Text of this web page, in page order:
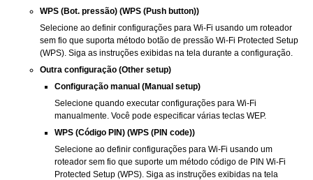
WPS (Bot. pressão) (WPS (Push button))
Selecione ao definir configurações para Wi-Fi usando um roteador
sem fio que suporta método botão de pressão Wi-Fi Protected Setup
(WPS). Siga as instruções exibidas na tela durante a configuração.
Outra configuração (Other setup)
Configuração manual (Manual setup)
Selecione quando executar configurações paraWi-Fi
manualmente. Você pode especificar várias teclas WEP.
WPS (Código PIN) (WPS (PIN code))
Selecione ao definir configurações paraWi-Fi usando um
roteador sem fio que suporte um método código de PINWi-Fi
Protected Setup (WPS). Siga as instruções exibidas na tela